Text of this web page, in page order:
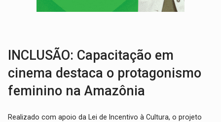
EXPANSÃO: Grupo Nova Era amplia presença em PVH e transforma Aramix
INCLUSÃO: Capacitação em
cinema destaca o protagonismo
feminino na Amazônia
Realizado com apoio da Lei de Incentivo à Cultura, o projeto